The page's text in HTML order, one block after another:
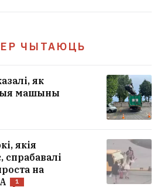
ЧЫТАЮЦЬ
як
машыны
якія
спрабавалі
на
1
Літва квітнет
шэдэўр XVII
расійскай падробкай ХІХ-га
47
памежны кантроль з